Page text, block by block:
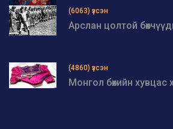
(6063) үзсэн
Арслан цолтой
(4860) үзсэн
Монгол бөхийн хувцас